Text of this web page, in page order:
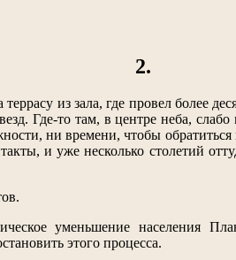
2.
из зала, где провел более
Где-то там, в центре неба,
ни времени, чтобы
и уже несколько столетий
уменьшение
этого процесса.